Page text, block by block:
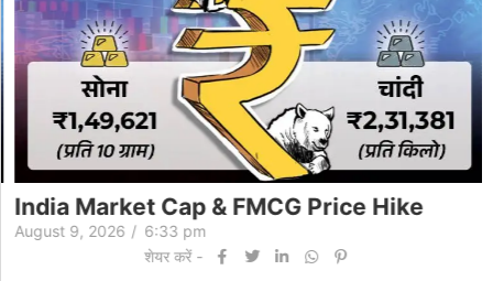
India Market Cap & FMCG Price Hike
August 9, 2026 / 6:33 pm
शेयर करें -